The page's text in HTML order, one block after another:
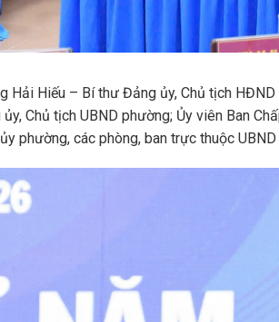
Hiếu – Bí thư Đảng ủy, Chủ tịch
Chủ tịch UBND phường; Ủy viên Ban
phường, các phòng, ban trực thuộc